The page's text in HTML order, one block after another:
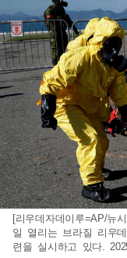
[리우데자데이루=AP/뉴
일 열리는 브라질 리우
련을 실시하고 있다.